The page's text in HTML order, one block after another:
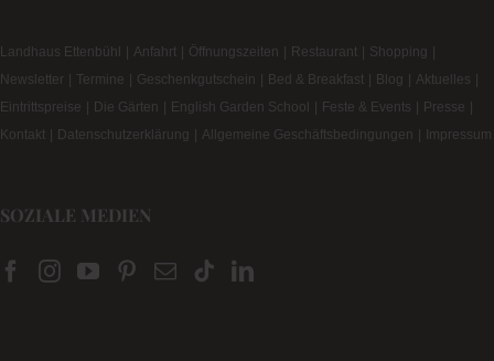
Landhaus Ettenbühl Anfahrt Öffnungszeiten Restaurant
Shopping
Newsletter
Termine Geschenkgutschein Bed & Breakfast Blog
Aktuelles
Eintrittspreise
Die Gärten English Garden School Feste & Events
Presse
Kontakt
Datenschutzerklärung Allgemeine Geschäftsbedingungen Impressum
SOZIALE MEDIEN